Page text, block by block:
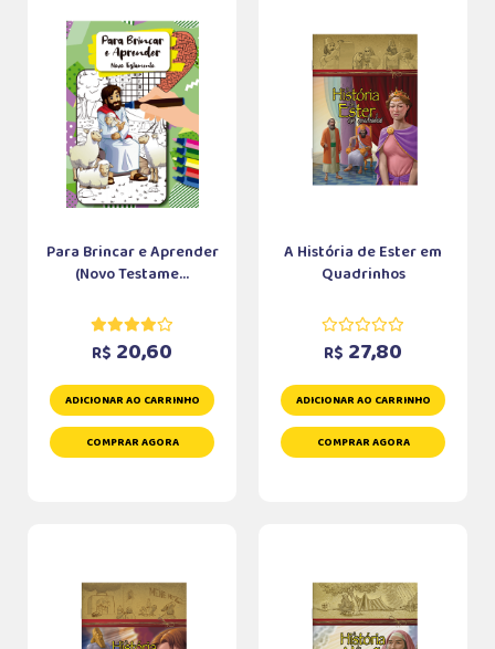
Para Brincar e Aprender
(Novo Testame...
R$ 20,60
ADICIONAR AO CARRINHO
COMPRAR AGORA
A História de Ester em
Quadrinhos
R$ 27,80
ADICIONAR AO CARRINHO
COMPRAR AGORA